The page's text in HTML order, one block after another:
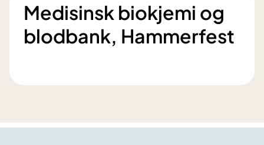
Medisinsk biokjemi og
blodbank, Hammerfest